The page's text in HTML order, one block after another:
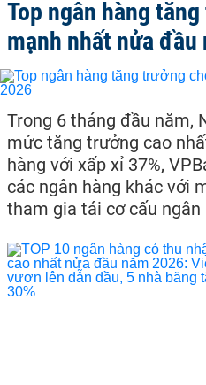
Top ngân hàng
mạnh nhất nửa đầu
Trong 6 tháng đầu năm,
mức tăng trưởng cao
hàng với xấp xỉ 37%,
các ngân hàng khác với
tham gia tái cơ cấu ngân